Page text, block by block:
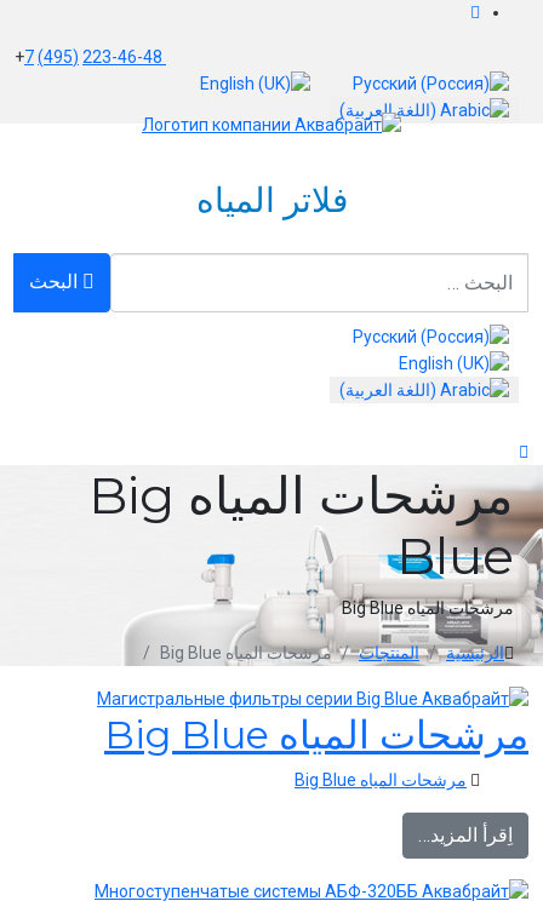
(495)
7
+
اختر لغتك
فلاتر المياه
البحث
اختر لغتك
مرشحات المياه Big
Blue
مرشحات المياه Big Blue
الرئيسية المنتجات مرشحات المياه Big Blue
مرشحات المياه Big Blue
مرشحات المياه Big Blue
اِقرأ المزيد…